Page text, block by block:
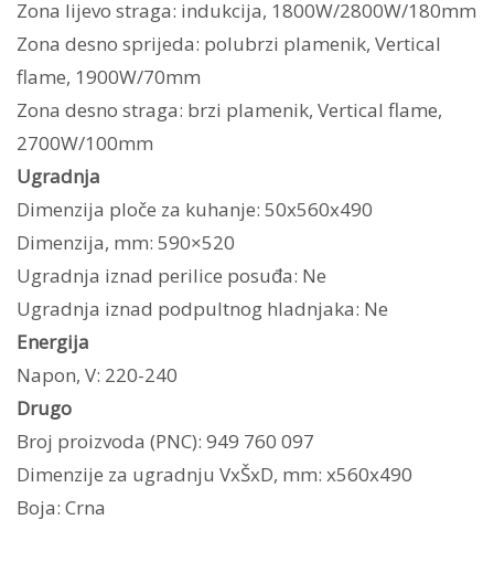
Zona lijevo straga: indukcija, 1800W/2800W/180mm
Zona desno sprijeda: polubrzi plamenik, Vertical
flame, 1900W/70mm
Zona desno straga: brzi plamenik, Vertical flame,
2700W/100mm
Ugradnja
Dimenzija ploče za kuhanje: 50x560x490
Dimenzija, mm: 590×520
Ugradnja iznad perilice posuđa: Ne
Ugradnja iznad podpultnog hladnjaka: Ne
Energija
Napon, V: 220-240
Drugo
Broj proizvoda (PNC): 949 760 097
Dimenzije za ugradnju VxŠxD, mm: x560x490
Boja: Crna